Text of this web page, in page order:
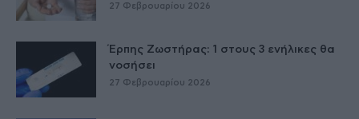
27 Φεβρουαρίου 2026
Έρπης Ζωστήρας: 1 στους 3 ενήλικες θα
νοσήσει
27 Φεβρουαρίου 2026